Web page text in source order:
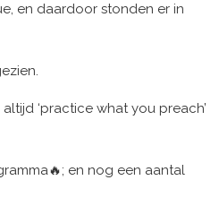
en daardoor stonden er in
‘practice what you preach’
en nog een aantal